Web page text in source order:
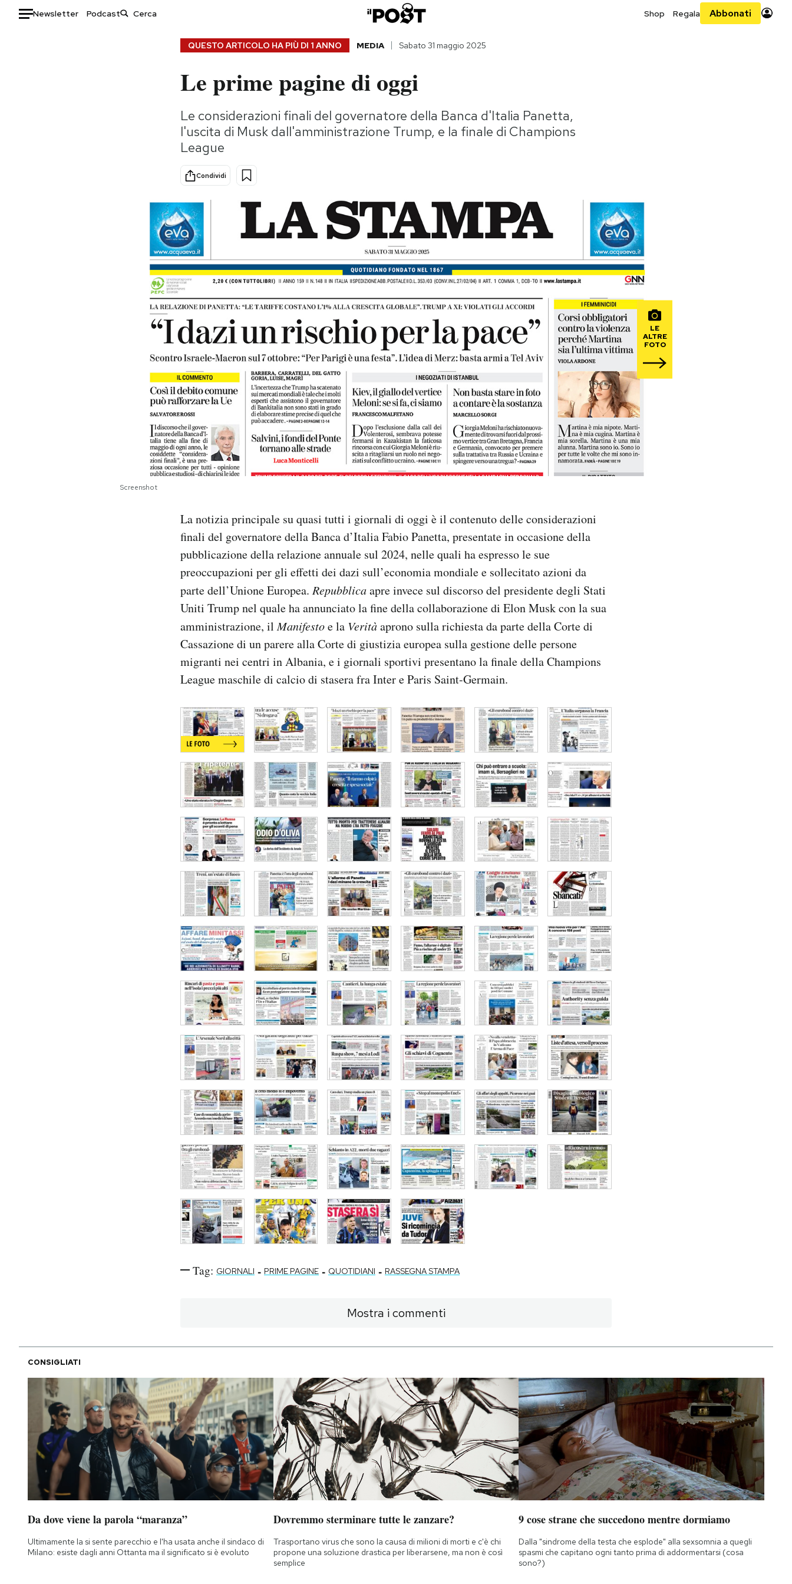
Newsletter Podcast Shop Regala Abbonati
Consumismi
Storie/Idee
Ok Boomer!
Europa
Altrecose
Mondiali calcio 2026
QUESTO ARTICOLO HA PIÙ DI 1 ANNO MEDIA Sabato 31 maggio 2025
Le prime pagine di oggi
Le considerazioni finali del governatore della Banca d'Italia Panetta,
l'uscita di Musk dall'amministrazione Trump, e la finale di Champions
League
Condividi
LE
ALTRE
FOTO
Screenshot
La notizia principale su quasi tutti i giornali di oggi è il contenuto delle considerazioni
finali del governatore della Banca d’Italia Fabio Panetta, presentate in occasione della
pubblicazione della relazione annuale sul 2024, nelle quali ha espresso le sue
preoccupazioni per gli effetti dei dazi sull’economia mondiale e sollecitato azioni da
parte dell’Unione Europea. Repubblicaapre invece sul discorso del presidente degli Stati
Uniti Trump nel quale ha annunciato la fine della collaborazione di Elon Musk con la sua
amministrazione, ilManifestoe la Veritàaprono sulla richiesta da parte della Corte di
Cassazione di un parere alla Corte di giustizia europea sulla gestione delle persone
migranti nei centri in Albania, e i giornali sportivi presentano la finale della Champions
League maschile di calcio di stasera fra Inter e Paris Saint-Germain.
Tag: GIORNALI - PRIME PAGINE - QUOTIDIANI - RASSEGNA STAMPA
Mostra i commenti
CONSIGLIATI
Da dove viene la parola “maranza”
Ultimamente la si sente parecchio e l'ha usata anche il sindaco di
Milano: esiste dagli anni Ottanta ma il significato si è evoluto
Dovremmo sterminare tutte le zanzare?
Trasportano virus che sono la causa di milioni di morti e c'è chi
propone una soluzione drastica per liberarsene, ma non è così
semplice
9 cose strane che succedono mentre dormiamo
Dalla "sindrome della testa che esplode" alla sexsomnia a quegli
spasmi che capitano ogni tanto prima di addormentarsi (cosa
sono?)